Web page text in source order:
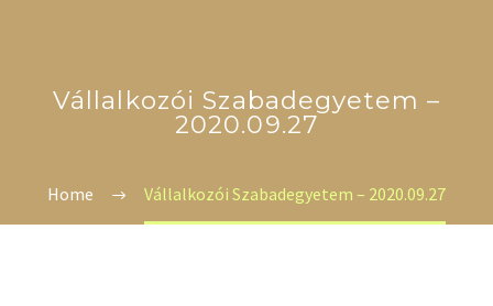
Vállalkozói Szabadegyetem –
2020.09.27
Home Vállalkozói Szabadegyetem – 2020.09.27